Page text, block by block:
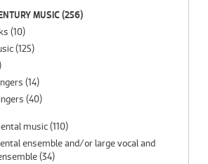
MUSIC(256)
(10)
(125)
(14)
(40)
music(110)
ensemble and/or large vocal and
(34)